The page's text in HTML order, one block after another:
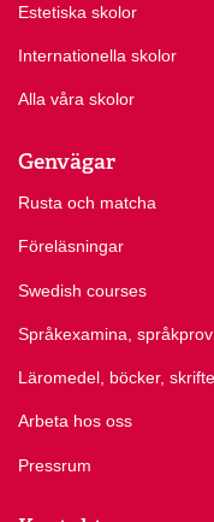
Estetiska skolor
Internationella skolor
Alla våra skolor
Genvägar
Rusta och matcha
Föreläsningar
Swedish courses
Språkexamina, språkprov
Läromedel, böcker,
Arbeta hos oss
Pressrum